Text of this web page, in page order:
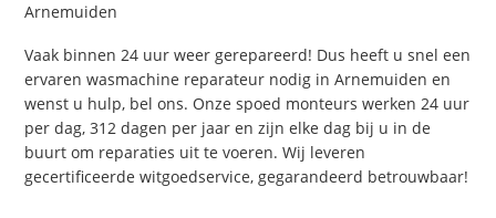
Arnemuiden
Vaak binnen 24 uur weer gerepareerd! Dus heeft u snel een
ervaren wasmachine reparateur nodig in Arnemuiden en
wenst u hulp, bel ons. Onze spoed monteurs werken 24 uur
per dag, 312 dagen per jaar en zijn elke dag bij u in de
buurt om reparaties uit te voeren. Wij leveren
gecertificeerde witgoedservice, gegarandeerd betrouwbaar!